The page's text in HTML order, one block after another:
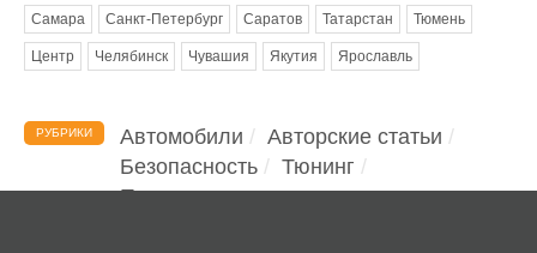
Самара Санкт-Петербург Саратов Татарстан Тюмень
Центр Челябинск Чувашия Якутия Ярославль
РУБРИКИ Автомобили
Авторские статьи
Безопасность
Тюнинг
Помощь водителю